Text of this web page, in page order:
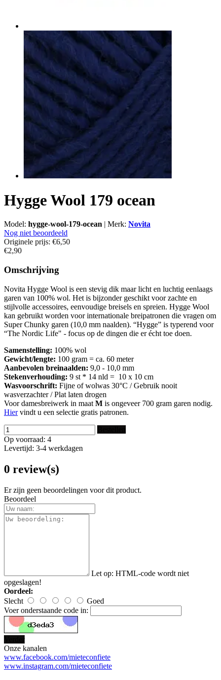
Hygge Wool 179 ocean
Model: hygge-wool-179-ocean | Merk: Novita
Nog niet beoordeeld
Originele prijs: €6,50
€2,90
Omschrijving
Novita Hygge Wool is een stevig dik maar licht en luchtig eenlaags
garen van 100% wol. Het is bijzonder geschikt voor zachte en
stijlvolle accessoires, eenvoudige breisels en spreien. Hygge Wool
kan gebruikt worden voor internationale breipatronen die vragen om
Super Chunky garen (10,0 mm naalden). “Hygge” is typerend voor
“The Nordic Life" - focus op de dingen die er écht toe doen.
Samenstelling: 100% wol
Gewicht/lengte: 100 gram = ca. 60 meter
Aanbevolen breinaalden: 9,0 - 10,0 mm
Stekenverhouding: 9 st * 14 nld = 10 x 10 cm
Wasvoorschrift: Fijne of wolwas 30°C / Gebruik nooit
wasverzachter / Plat laten drogen
Voor damesbreiwerk in maat M is ongeveer 700 gram garen nodig.
Hiervindt u een selectie gratis patronen.
Op voorraad: 4
Levertijd: 3-4 werkdagen
0 review(s)
Er zijn geen beoordelingen voor dit product.
Beoordeel
Let op: HTML-code wordt niet
opgeslagen!
Oordeel:
Slecht
Goed
Voer onderstaande code in:
Onze kanalen
www.facebook.com/mieteconfiete
www.instagram.com/mieteconfiete